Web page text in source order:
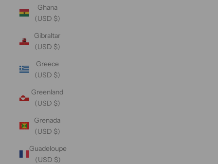
Ghana
(USD $)
Gibraltar
(USD $)
Greece
(USD $)
Greenland
(USD $)
Grenada
(USD $)
Guadeloupe
(USD $)